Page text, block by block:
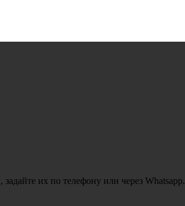
их по телефону или через Whatsapp.